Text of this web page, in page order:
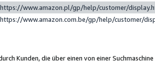
https://www.amazon.pl/gp/help/customer/
https://www.amazon.com.be/gp/help/customer/
Kunden, die über einen von einer